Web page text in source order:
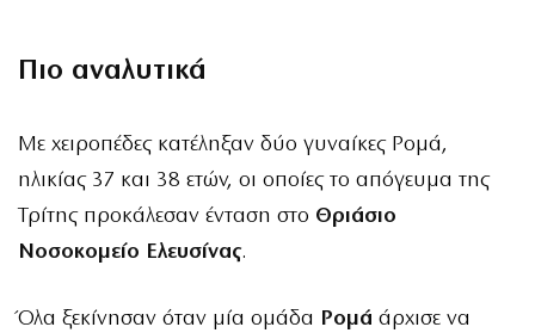
Πιο αναλυτικά
Με χειροπέδες κατέληξαν δύο γυναίκες Ρομά,
ηλικίας 37 και 38 ετών, οι οποίες το απόγευμα της
Τρίτης προκάλεσαν ένταση στο Θριάσιο
Νοσοκομείο Ελευσίνας.
Όλα ξεκίνησαν όταν μία ομάδα Ρομά άρχισε να